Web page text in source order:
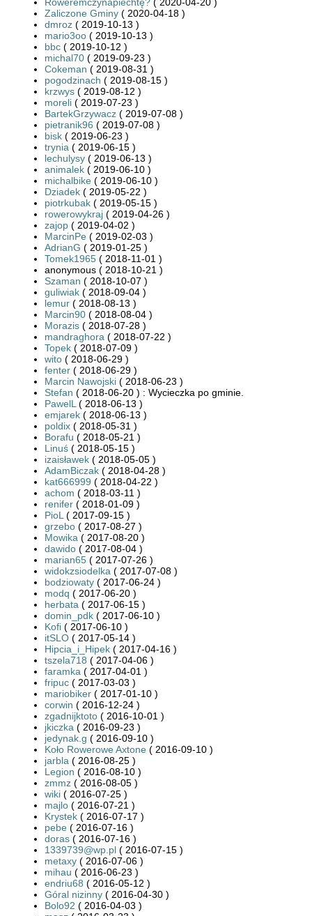
Zaliczone Gminy ( 2020-04-18 )
dmroz ( 2019-10-13 )
mario3oo ( 2019-10-13 )
bbc ( 2019-10-12 )
michal70 ( 2019-09-23 )
Cokeman ( 2019-08-31 )
pogodzinach ( 2019-08-15 )
krzwys ( 2019-08-12 )
moreli ( 2019-07-23 )
BartekGrzywacz ( 2019-07-08 )
pietranik96 ( 2019-07-08 )
bisk ( 2019-06-23 )
trynia ( 2019-06-15 )
lechulysy ( 2019-06-13 )
animalek ( 2019-06-10 )
michalbike ( 2019-06-10 )
Dziadek ( 2019-05-22 )
piotrkubak ( 2019-05-15 )
rowerowykraj ( 2019-04-26 )
zajop ( 2019-04-02 )
MarcinPe ( 2019-02-03 )
AdrianG ( 2019-01-25 )
Tomek1965 ( 2018-11-01 )
anonymous ( 2018-10-21 )
Szaman ( 2018-10-07 )
guliwiak ( 2018-09-04 )
lemur ( 2018-08-13 )
Marcin90 ( 2018-08-04 )
Morazis ( 2018-07-28 )
mandraghora ( 2018-07-22 )
Topek ( 2018-07-09 )
wito ( 2018-06-29 )
fenter ( 2018-06-29 )
Marcin Nawojski ( 2018-06-23 )
Stefan ( 2018-06-20 ) : Wycieczka po gminie.
PawelL ( 2018-06-13 )
emjarek ( 2018-06-13 )
poldix ( 2018-05-31 )
Borafu ( 2018-05-21 )
Linuś ( 2018-05-15 )
izaisławek ( 2018-05-05 )
AdamBiczak ( 2018-04-28 )
kat666999 ( 2018-04-22 )
achom ( 2018-03-11 )
renifer ( 2018-01-09 )
PioL ( 2017-09-15 )
grzebo ( 2017-08-27 )
Mowika ( 2017-08-20 )
dawido ( 2017-08-04 )
marian65 ( 2017-07-26 )
widokzsiodelka ( 2017-07-08 )
bodziowaty ( 2017-06-24 )
modq ( 2017-06-20 )
herbata ( 2017-06-15 )
domin_pdk ( 2017-06-10 )
Kofi ( 2017-06-10 )
itSLO ( 2017-05-14 )
Hipcia_i_Hipek ( 2017-04-16 )
tszela718 ( 2017-04-06 )
faramka ( 2017-04-01 )
fripuc ( 2017-03-03 )
mariobiker ( 2017-01-10 )
corwin ( 2016-12-24 )
zgadnijktoto ( 2016-10-01 )
jkiczka ( 2016-09-23 )
jedynak.g ( 2016-09-10 )
Koło Rowerowe Axtone ( 2016-09-10 )
jarbla ( 2016-08-25 )
Legion ( 2016-08-10 )
zmmz ( 2016-08-05 )
wiki ( 2016-07-25 )
majlo ( 2016-07-21 )
Krystek ( 2016-07-17 )
pebe ( 2016-07-16 )
doras ( 2016-07-16 )
1339739@wp.pl ( 2016-07-15 )
metaxy ( 2016-07-06 )
mihau ( 2016-06-23 )
endriu68 ( 2016-05-12 )
Góral nizinny ( 2016-04-30 )
Bolo92 ( 2016-04-03 )